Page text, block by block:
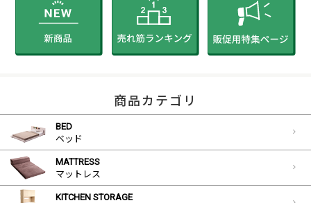
商品カテゴリ
BED
ベッド
MATTRESS
マットレス
KITCHEN STORAGE